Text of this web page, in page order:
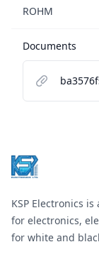
ROHM
Documents
KSP Electronics
for electronics,
for white and